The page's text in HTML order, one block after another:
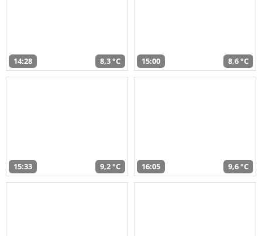
14:28 8,3 °C 15:00 8,6 °C
15:33 9,2 °C 16:05 9,6 °C